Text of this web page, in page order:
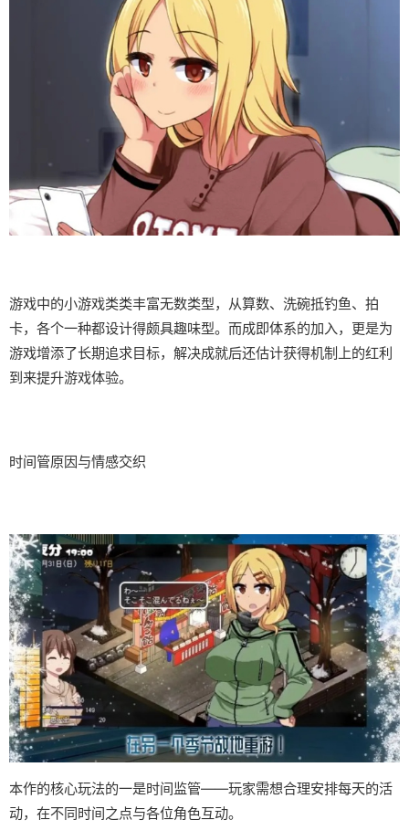
游戏中的小游戏类类丰富无数类型，从算数、洗碗抵钓鱼、拍
卡，各个一种都设计得颇具趣味型。而​​成即体系的加入​​，更是为
游戏增添了长期追求目标，解决成就后还估计获得机制上的红利
到来提升游戏体验。
时间管原因与情感交织
本作的核心玩法的一是时间监管——玩家需想合理安排每天的活
动，在不同时间之点与各位角色互动。